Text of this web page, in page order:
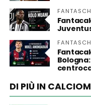
DI PIÙ IN